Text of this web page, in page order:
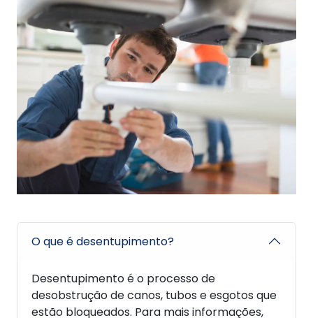
O que é desentupimento?
Desentupimento é o processo de
desobstrução de canos, tubos e esgotos que
estão bloqueados. Para mais informações,